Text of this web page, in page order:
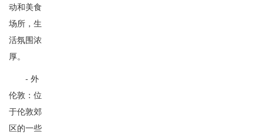
动和美食
场所，生
活氛围浓
厚。
- 外
伦敦：位
于伦敦郊
区的一些